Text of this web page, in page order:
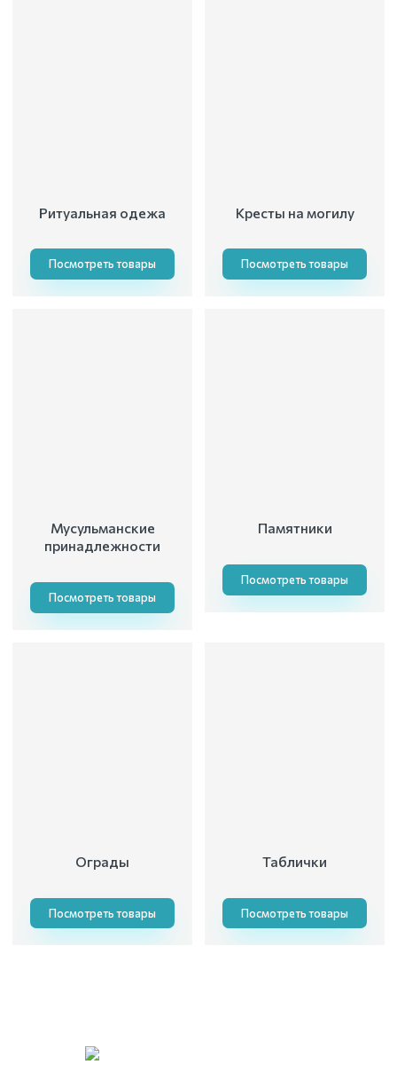
Ритуальная одежа
Посмотреть товары
Кресты на могилу
Посмотреть товары
Мусульманские
принадлежности
Посмотреть товары
Памятники
Посмотреть товары
Ограды
Посмотреть товары
Таблички
Посмотреть товары